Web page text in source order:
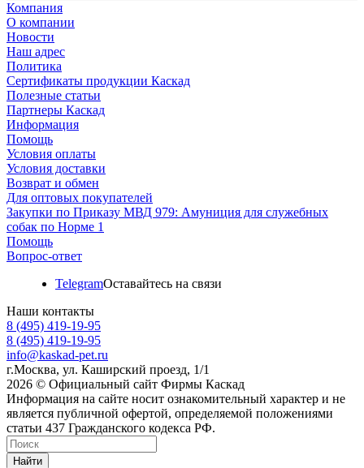
Компания
О компании
Новости
Наш адрес
Политика
Сертификаты продукции Каскад
Полезные статьи
Партнеры Каскад
Информация
Помощь
Условия оплаты
Условия доставки
Возврат и обмен
Для оптовых покупателей
Закупки по Приказу МВД 979: Амуниция для служебных
собак по Норме 1
Помощь
Вопрос-ответ
TelegramОставайтесь на связи
Наши контакты
8 (495) 419-19-95
8 (495) 419-19-95
info@kaskad-pet.ru
г.Москва, ул. Каширский проезд, 1/1
2026 © Официальный сайт Фирмы Каскад
Информация на сайте носит ознакомительный характер и не
является публичной офертой, определяемой положениями
статьи 437 Гражданского кодекса РФ.
Найти